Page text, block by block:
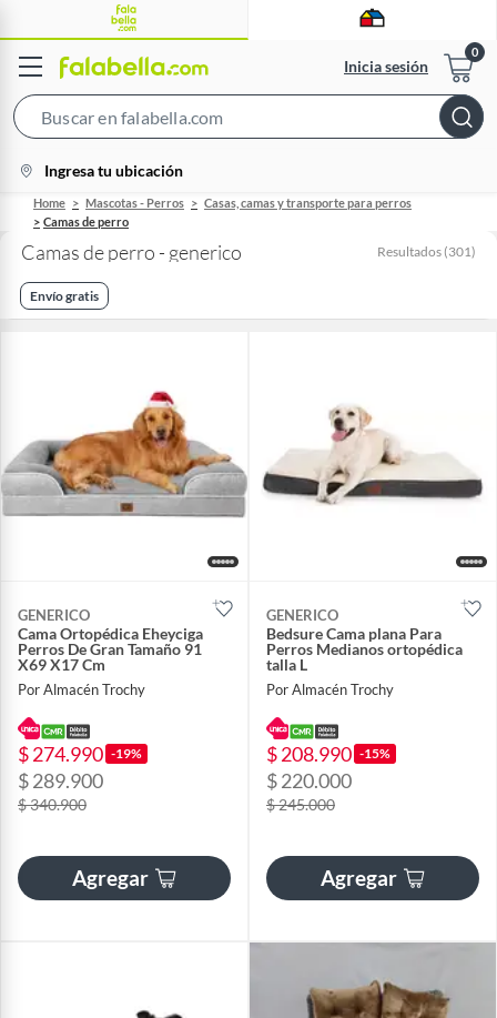
Inicia sesión
Bar
location-
icon
Ingresa tu ubicación
Home Mascotas - Perros
Casas, camas y transporte para perros
Camas de perro
Camas de perro - generico Resultados (301)
Envío gratis
GENERICO
Cama Ortopédica Eheyciga
Perros De Gran Tamaño 91
X69 X17 Cm
Por Almacén Trochy
$ 274.990 -19%
$ 289.900
$ 340.900
Agregar
GENERICO
Bedsure Cama plana Para
Perros Medianos ortopédica
talla L
Por Almacén Trochy
$ 208.990 -15%
$ 220.000
$ 245.000
Agregar